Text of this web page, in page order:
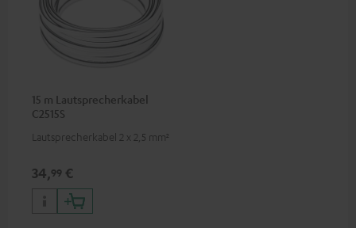
15 m Lautsprecherkabel
C2515S
Lautsprecherkabel 2 x 2,5 mm²
34,99 €